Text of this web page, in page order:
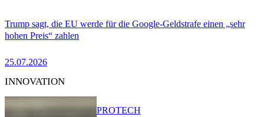
Trump sagt, die EU werde für die Google-Geldstrafe einen „sehr
hohen Preis“ zahlen
25.07.2026
INNOVATION
PROTECH